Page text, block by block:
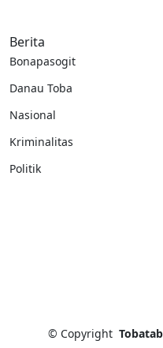
Berita
Bonapasogit
Danau Toba
Nasional
Kriminalitas
Politik
© Copyright